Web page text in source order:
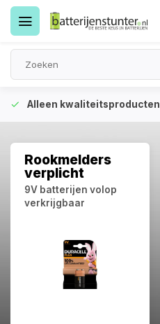
Alleen kwaliteitsproducten
Rookmelders
verplicht
9V batterijen volop
verkrijgbaar